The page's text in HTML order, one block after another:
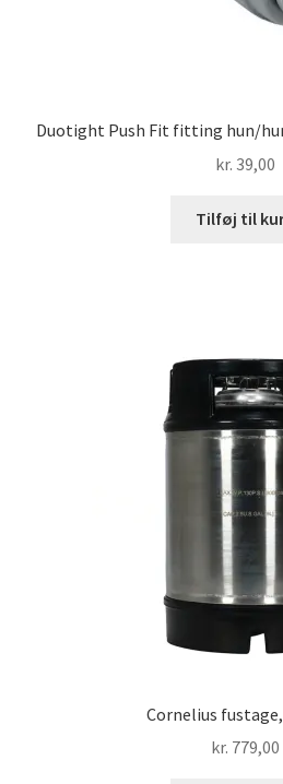
Duotight Push Fit fitting hun/
kr. 39,00
Tilføj til
Cornelius
kr. 779,00